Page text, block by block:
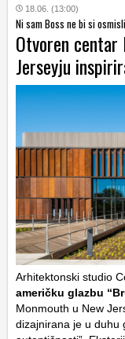
18.06. (13:00)
Ni sam Boss ne bi si
Otvoren centar
Jerseyju
Arhitektonski studio
američku glazbu
Monmouth u New
dizajnirana je u duhu